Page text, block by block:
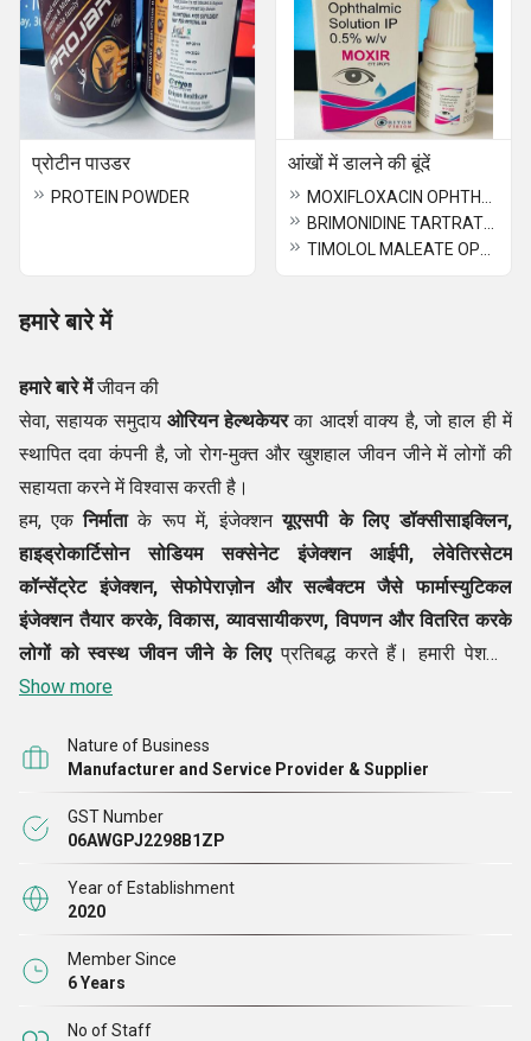
प्रोटीन पाउडर
PROTEIN POWDER
आंखों में डालने की बूंदें
हमारे बारे में
हमारे बारे में जीवन की
सेवा, सहायक समुदाय ओरियन हेल्थकेयरका आदर्श वाक्य है, जो हाल ही में
स्थापित दवा कंपनी है, जो रोग-मुक्त और खुशहाल जीवन जीने में लोगों की
सहायता करने में विश्वासकरती है।
हम, एकनिर्माताके रूप में, इंजेक्शनयूएसपी के लिए डॉक्सीसाइक्लिन,
हाइड्रोकार्टिसोन सोडियम सक्सेनेट इंजेक्शन आईपी, लेवेतिरसेटम
कॉन्सेंट्रेट इंजेक्शन, सेफोपेराज़ोन और सल्बैक्टम जैसे फार्मास्युटिकल
इंजेक्शन तैयार करके, विकास, व्यावसायीकरण, विपणन और वितरित करके
लोगों को स्वस्थ जीवन जीने के लिएप्रतिबद्ध करते हैं। हमारी पेशकश
भारतीय उद्योग में हमारी व्यापक स्वीकार्यता का कारण है, वह भी कम समय में।
की मौजूदगी महसूस हुई, लेकिन वफादारी भी मिली और फार्मा रिटेलिंग
कंपनियां।
Show more
Nature of Business
Manufacturer and Service Provider & Supplier
GST Number
06AWGPJ2298B1ZP
Year of Establishment
2020
Member Since
6 Years
No of Staff